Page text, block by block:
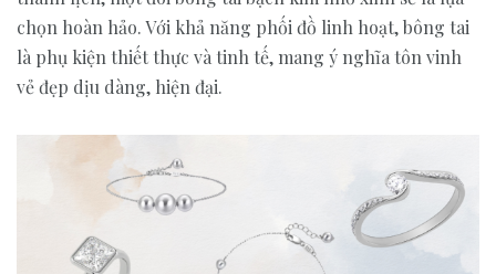
chọn hoàn hảo. Với khả năng phối đồ linh hoạt, bông tai
là phụ kiện thiết thực và tinh tế, mang ý nghĩa tôn vinh
vẻ đẹp dịu dàng, hiện đại.